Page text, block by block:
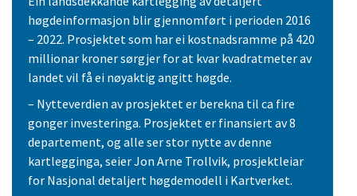
høgdeinformasjon blir gjennomført i perioden 2016
– 2022. Prosjektet som har ei kostnadsramme på 420
millionar kroner sørgjer for at kvar kvadratmeter av
landet vil få ei nøyaktig angitt høgde.
– Nytteverdien av prosjektet er berekna til ca fire
gonger investeringa. Prosjektet er finansiert av 8
departement, og alle ser stor nytte av denne
kartlegginga, seier Jon Arne Trollvik, prosjektleiar
for Nasjonal detaljert høgdemodell i Kartverket.